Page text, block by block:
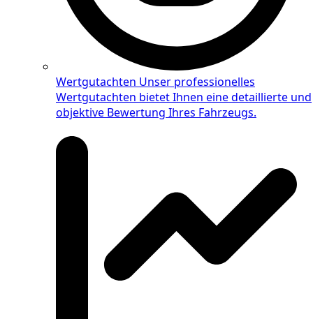
Wertgutachten Unser professionelles
Wertgutachten bietet Ihnen eine detaillierte und
objektive Bewertung Ihres Fahrzeugs.